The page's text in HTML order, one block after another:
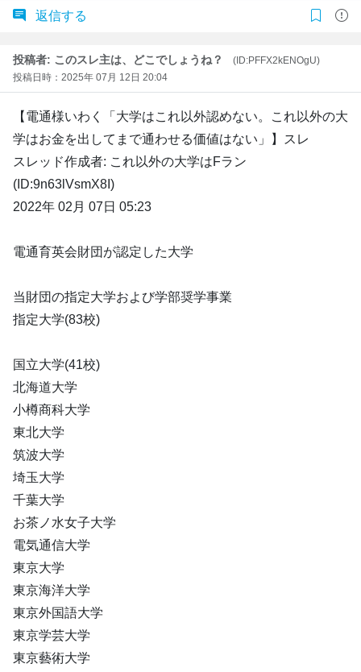
返信する
投稿者: このスレ主は、どこでしょうね？
(ID:PFFX2kENOgU)
投稿日時：2025年 07月 12日 20:04
【電通様いわく「大学はこれ以外認めない。これ以外の大
学はお金を出してまで通わせる価値はない」】スレ
スレッド作成者: これ以外の大学はFラン
(ID:9n63lVsmX8I)
2022年 02月 07日 05:23
電通育英会財団が認定した大学
当財団の指定大学および学部奨学事業
指定大学(83校)
国立大学(41校)
北海道大学
小樽商科大学
東北大学
筑波大学
埼玉大学
千葉大学
お茶ノ水女子大学
電気通信大学
東京大学
東京海洋大学
東京外国語大学
東京学芸大学
東京藝術大学